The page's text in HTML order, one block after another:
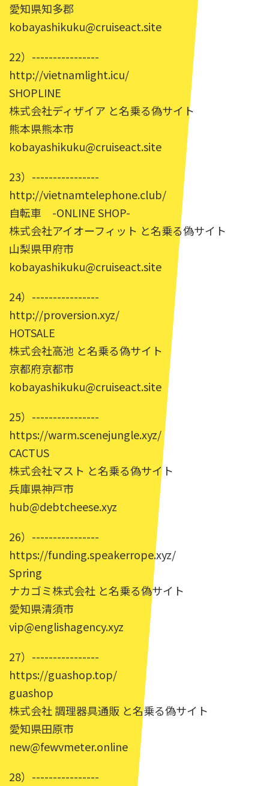
愛知県知多郡
kobayashikuku@cruiseact.site
22）----------------
http://vietnamlight.icu/
SHOPLINE
株式会社ディザイア と名乗る偽サイト
熊本県熊本市
kobayashikuku@cruiseact.site
23）----------------
http://vietnamtelephone.club/
自転車 -ONLINE SHOP-
株式会社アイオーフィット と名乗る偽サイト
山梨県甲府市
kobayashikuku@cruiseact.site
24）----------------
http://proversion.xyz/
HOTSALE
株式会社高池 と名乗る偽サイト
京都府京都市
kobayashikuku@cruiseact.site
25）----------------
https://warm.scenejungle.xyz/
CACTUS
株式会社マスト と名乗る偽サイト
兵庫県神戸市
hub@debtcheese.xyz
26）----------------
https://funding.speakerrope.xyz/
Spring
ナカゴミ株式会社 と名乗る偽サイト
愛知県清須市
vip@englishagency.xyz
27）----------------
https://guashop.top/
guashop
株式会社 調理器具通販 と名乗る偽サイト
愛知県田原市
new@fewvmeter.online
28）----------------